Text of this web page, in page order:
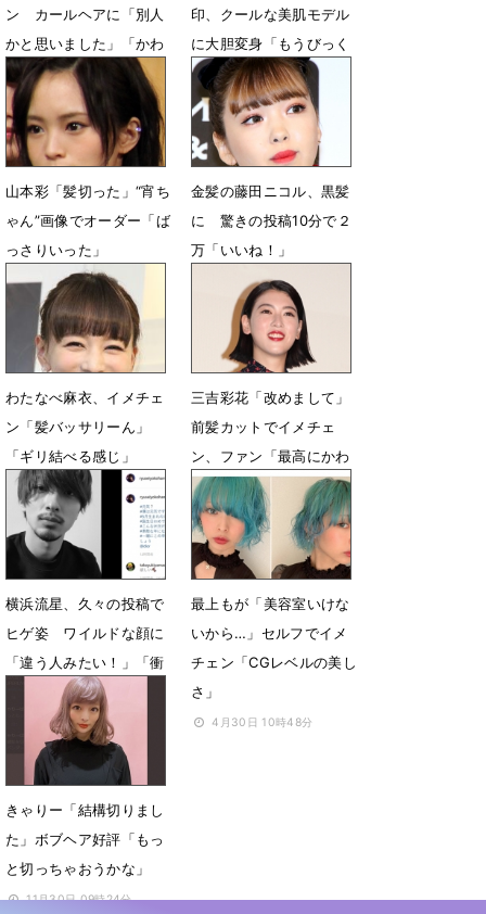
ン カールヘアに「別人
かと思いました」「かわ
いい」
1月9日 05時25分
印、クールな美肌モデル
に大胆変身「もうびっく
り！」
4月27日 12時00分
山本彩「髪切った」“宵ち
ゃん”画像でオーダー「ば
っさりいった」
9月9日 08時24分
金髪の藤田ニコル、黒髪
に 驚きの投稿10分で２
万「いいね！」
9月6日 20時47分
わたなべ麻衣、イメチェ
ン「髪バッサリーん」
「ギリ結べる感じ」
7月16日 17時12分
三吉彩花「改めまして」
前髪カットでイメチェ
ン、ファン「最高にかわ
いい」
7月16日 10時50分
横浜流星、久々の投稿で
ヒゲ姿 ワイルドな顔に
「違う人みたい！」「衝
5月2日 09時33分
最上もが「美容室いけな
いから…」セルフでイメ
チェン「CGレベルの美し
さ」
4月30日 10時48分
きゃりー「結構切りまし
た」ボブヘア好評「もっ
と切っちゃおうかな」
11月30日 09時24分